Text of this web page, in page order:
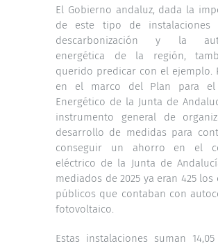
El Gobierno andaluz, dada la
de este tipo de instalaciones
descarbonización y la
energética de la región,
querido predicar con el ejemplo.
en el marco del Plan para el
Energético de la Junta de
instrumento general de
desarrollo de medidas para
conseguir un ahorro en el
eléctrico de la Junta de
mediados de 2025 ya eran 425 los
públicos que contaban con
fotovoltaico.
Estas instalaciones suman